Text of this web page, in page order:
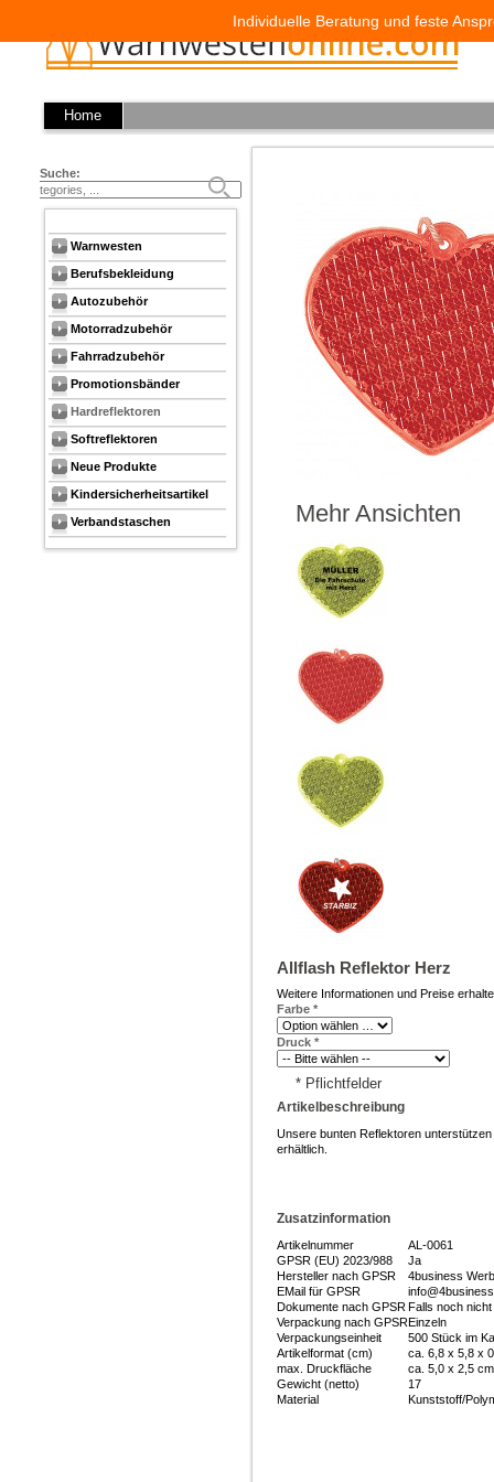
Individuelle Beratung und feste
Home
Mehr Ansichten
Allflash Reflektor Herz
Weitere Informationen und Preise
Farbe *
Druck *
* Pflichtfelder
Artikelbeschreibung
Unsere bunten Reflektoren
erhältlich.
Zusatzinformation
Artikelnummer
AL-0061
GPSR (EU) 2023/988
Ja
Hersteller nach GPSR
4business
EMail für GPSR
Dokumente nach GPSRFalls noch
Verpackung nach GPSREinzeln
Verpackungseinheit
500 Stück im
Artikelformat (cm)
ca. 6,8 x 5,8 x
max. Druckfläche
ca. 5,0 x 2,5
Gewicht (netto)
17
Material
Kunststoff/
Suche:
Warnwesten
Berufsbekleidung
Autozubehör
Motorradzubehör
Fahrradzubehör
Promotionsbänder
Hardreflektoren
Softreflektoren
Neue Produkte
Kindersicherheitsartikel
Verbandstaschen